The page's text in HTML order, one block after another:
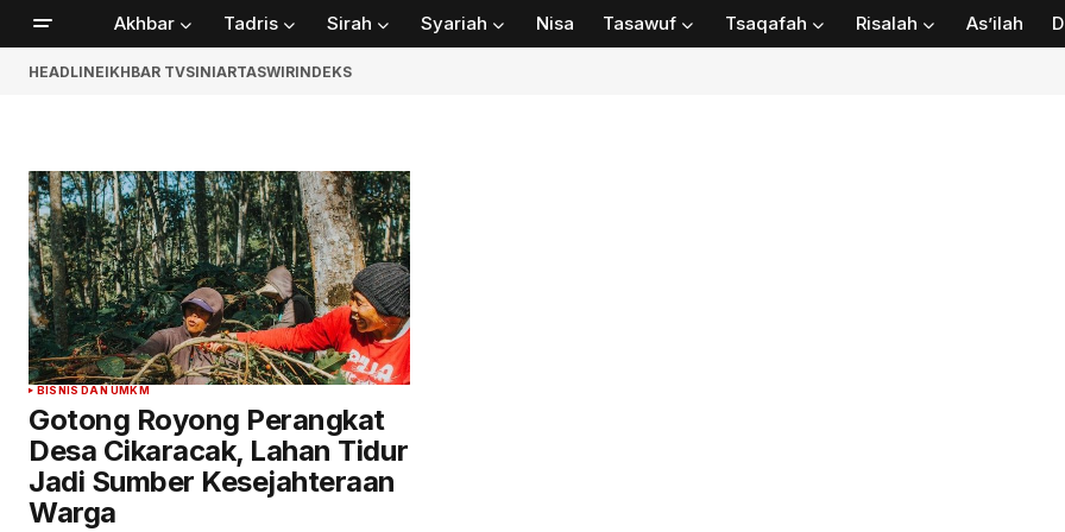
Akhbar Tadris Sirah Syariah Nisa Tasawuf Tsaqafah Risalah As’ilah
HEADLINEIKHBAR TVSINIARTASWIRINDEKS
BISNIS DAN UMKM
Gotong Royong Perangkat
Desa Cikaracak, Lahan Tidur
Jadi Sumber Kesejahteraan
Warga